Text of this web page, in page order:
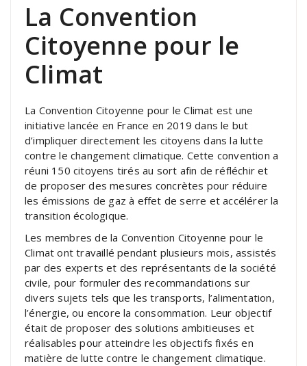
La Convention
Citoyenne pour le
Climat
La Convention Citoyenne pour le Climat est une
initiative lancée en France en 2019 dans le but
d’impliquer directement les citoyens dans la lutte
contre le changement climatique. Cette convention a
réuni 150 citoyens tirés au sort afin de réfléchir et
de proposer des mesures concrètes pour réduire
les émissions de gaz à effet de serre et accélérer la
transition écologique.
Les membres de la Convention Citoyenne pour le
Climat ont travaillé pendant plusieurs mois, assistés
par des experts et des représentants de la société
civile, pour formuler des recommandations sur
divers sujets tels que les transports, l’alimentation,
l’énergie, ou encore la consommation. Leur objectif
était de proposer des solutions ambitieuses et
réalisables pour atteindre les objectifs fixés en
matière de lutte contre le changement climatique.